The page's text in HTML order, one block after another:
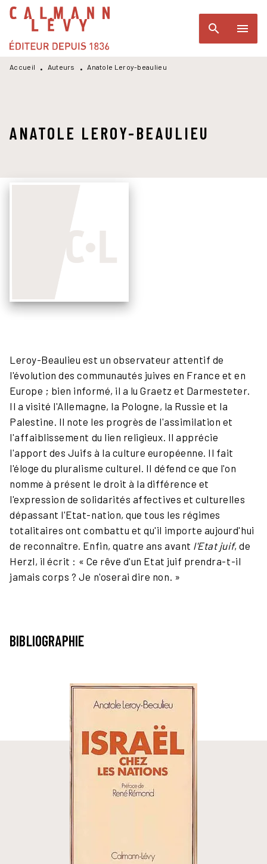
MENU RECHERCHE
PIED DE PAGE
search menu
Accueil • Auteurs • Anatole Leroy-beaulieu
ANATOLE LEROY-BEAULIEU
Leroy-Beaulieu est un observateur attentif de
l'évolution des communautés juives en France et en
Europe ; bien informé, il a lu Graetz et Darmesteter.
Il a visité l'Allemagne, la Pologne, la Russie et la
Palestine. Il note les progrès de l'assimilation et
l'affaiblissement du lien religieux. Il apprécie
l'apport des Juifs à la culture européenne. Il fait
l'éloge du pluralisme culturel. Il défend ce que l'on
nomme à présent le droit à la différence et
l'expression de solidarités affectives et culturelles
dépassant l'Etat-nation, que tous les régimes
totalitaires ont combattu et qu'il importe aujourd'hui
de reconnaître. Enfin, quatre ans avant l'Etat juif, de
Herzl, il écrit : « Ce rêve d'un Etat juif prendra-t-il
jamais corps ? Je n'oserai dire non. »
BIBLIOGRAPHIE